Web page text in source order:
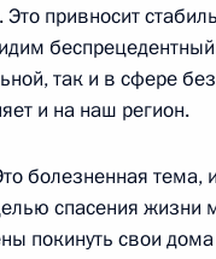
и Бахрейном
привносит
так и в сфере
и на наш регион.
болезненная тема,
спасения жизни
покинуть свои дома